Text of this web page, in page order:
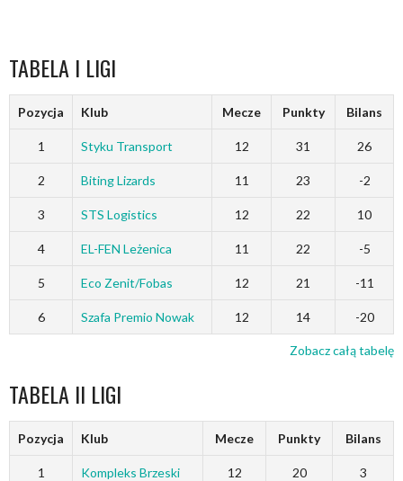
TABELA I LIGI
Pozycja Klub Mecze Punkty Bilans
1 Styku Transport 12 31 26
2 Biting Lizards 11 23 -2
3 STS Logistics 12 22 10
4 EL-FEN Leżenica 11 22 -5
5 Eco Zenit/Fobas 12 21 -11
6 Szafa Premio Nowak 12 14 -20
Zobacz całą tabelę
TABELA II LIGI
Pozycja Klub Mecze Punkty Bilans
1 Kompleks Brzeski 12 20 3